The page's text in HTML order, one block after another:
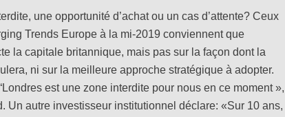
une opportunité d’achat ou un cas d’attente? Ceux
Trends Europe à la mi-2019 conviennent que
la capitale britannique, mais pas sur la façon dont la
ni sur la meilleure approche stratégique à adopter.
est une zone interdite pour nous en ce moment »,
Un autre investisseur institutionnel déclare: «Sur 10 ans,